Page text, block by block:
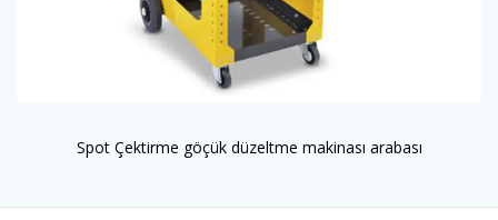
Spot Çektirme göçük düzeltme makinası arabası